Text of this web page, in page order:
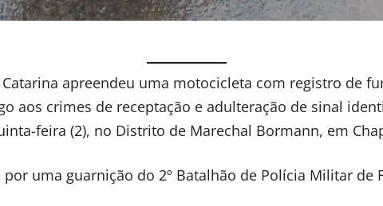
apreendeu uma motocicleta com registro de
aos crimes de receptação e adulteração de sinal
feira (2), no Distrito de Marechal Bormann, em
uma guarnição do 2º Batalhão de Polícia Militar de